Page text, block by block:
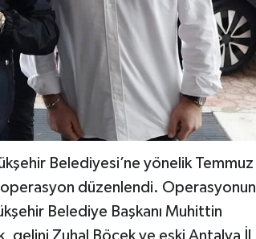
Belediyesi’ne yönelik Temmuz
düzenlendi. Operasyonun
Belediye Başkanı Muhittin